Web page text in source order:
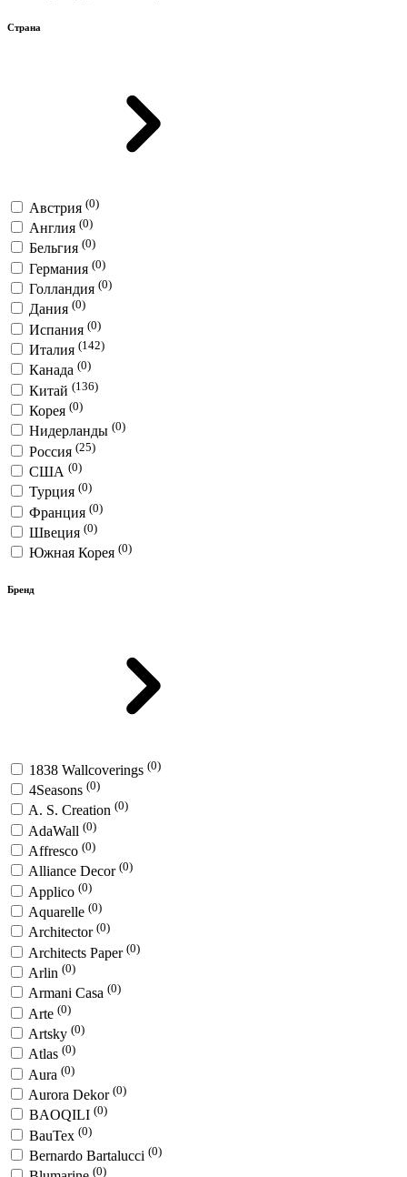
Страна
Австрия (0)
Англия (0)
Бельгия (0)
Германия (0)
Голландия (0)
Дания (0)
Испания (0)
Италия (142)
Канада (0)
Китай (136)
Корея (0)
Нидерланды (0)
Россия (25)
США (0)
Турция (0)
Франция (0)
Швеция (0)
Южная Корея (0)
Бренд
1838 Wallcoverings (0)
4Seasons (0)
A. S. Creation (0)
AdaWall (0)
Affresco (0)
Alliance Decor (0)
Applico (0)
Aquarelle (0)
Architector (0)
Architects Paper (0)
Arlin (0)
Armani Casa (0)
Arte (0)
Artsky (0)
Atlas (0)
Aura (0)
Aurora Dekor (0)
BAOQILI (0)
BauTex (0)
Bernardo Bartalucci (0)
(0)